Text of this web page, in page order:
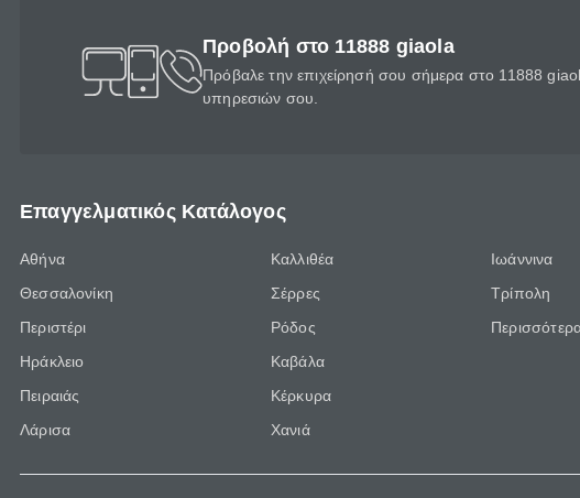
Προβολή στο 11888 giaola
Πρόβαλε την επιχείρησή σου σήμερα στο 11888
υπηρεσιών σου.
Επαγγελματικός Κατάλογος
Αθήνα
Θεσσαλονίκη
Περιστέρι
Ηράκλειο
Πειραιάς
Λάρισα
Καλλιθέα
Σέρρες
Ρόδος
Καβάλα
Κέρκυρα
Χανιά
Ιωάννινα
Τρίπολη